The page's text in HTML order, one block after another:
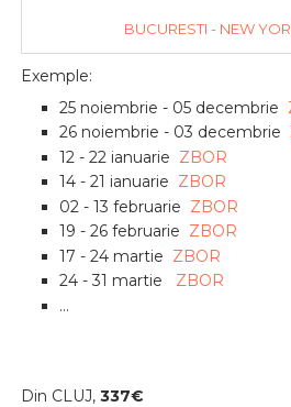
BUCURESTI - NEW
Exemple:
25 noiembrie - 05 decembrie
26 noiembrie - 03 decembrie
12 - 22 ianuarie ZBOR
14 - 21 ianuarie ZBOR
02 - 13 februarie ZBOR
19 - 26 februarie ZBOR
17 - 24 martie ZBOR
24 - 31 martie ZBOR
...
Din CLUJ,337€